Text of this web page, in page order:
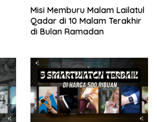
Misi Memburu Malam Lailatul
Qadar di 10 Malam Terakhir
di Bulan Ramadan